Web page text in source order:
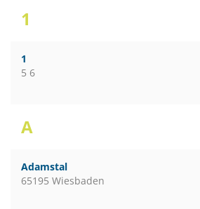
1
1
5 6
A
Adamstal
65195 Wiesbaden